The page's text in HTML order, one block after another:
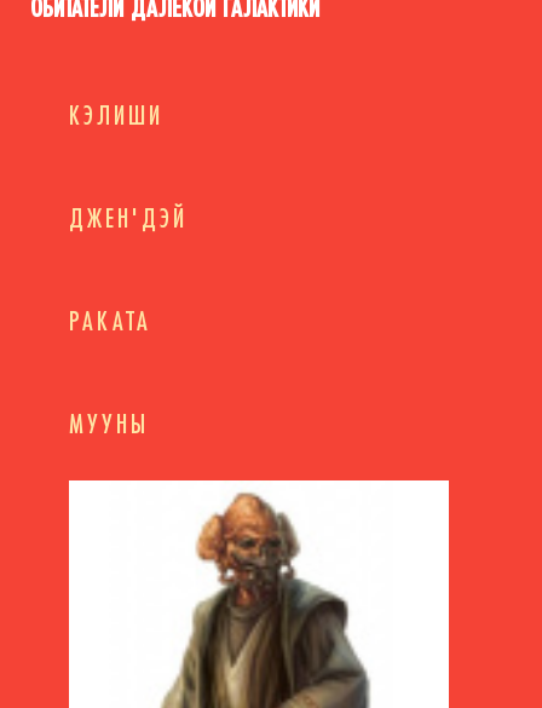
ОБИТАТЕЛИ ДАЛЁКОЙ ГАЛАКТИКИ
КЭЛИШИ
ДЖЕН'ДЭЙ
РАКАТА
МУУНЫ